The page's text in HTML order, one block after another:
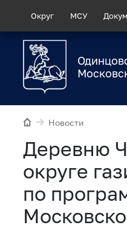
Округ МСУ
Новости
Деревню
округе
по